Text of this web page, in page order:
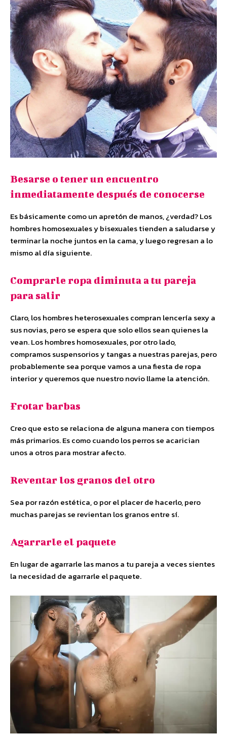
Besarse o tener un encuentro
inmediatamente después de conocerse
Es básicamente como un apretón de manos, ¿verdad? Los
hombres homosexuales y bisexuales tienden a saludarse y
terminar la noche juntos en la cama, y ​​luego regresan a lo
mismo al día siguiente.
Comprarle ropa diminuta a tu pareja
para salir
Claro, los hombres heterosexuales compran lencería sexy a
sus novias, pero se espera que solo ellos sean quienes la
vean. Los hombres homosexuales, por otro lado,
compramos suspensorios y tangas a nuestras parejas, pero
probablemente sea porque vamos a una fiesta de ropa
interior y queremos que nuestro novio llame la atención.
Frotar barbas
Creo que esto se relaciona de alguna manera con tiempos
más primarios. Es como cuando los perros se acarician
unos a otros para mostrar afecto.
Reventar los granos del otro
Sea por razón estética, o por el placer de hacerlo, pero
muchas parejas se revientan los granos entre sí.
Agarrarle el paquete
En lugar de agarrarle las manos a tu pareja a veces sientes
la necesidad de agarrarle el paquete.